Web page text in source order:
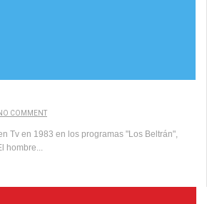
COMMENT
Tv en 1983 en los programas "Los Beltrán",
hombre...